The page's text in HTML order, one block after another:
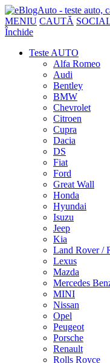
MENIU CAUTĂ
Închide
Teste AUTO
Alfa Romeo
Audi
Bentley
BMW
Chevrolet
Citroen
Cupra
Dacia
DS
Fiat
Ford
Great Wall
Honda
Hyundai
Isuzu
Jeep
Kia
Land Rover /
Lexus
Mazda
Mercedes
MINI
Nissan
Opel
Peugeot
Porsche
Renault
Rolls Royce